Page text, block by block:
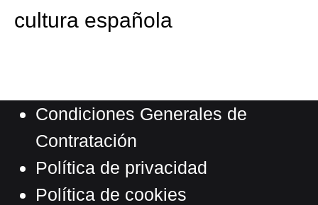
cultura española
Condiciones Generales de
Contratación
Política de privacidad
Política de cookies